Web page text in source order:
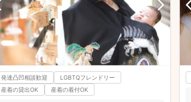
発達凸凹相談歓迎
LGBTQフレンドリー
産着の貸出OK
産着の着付OK